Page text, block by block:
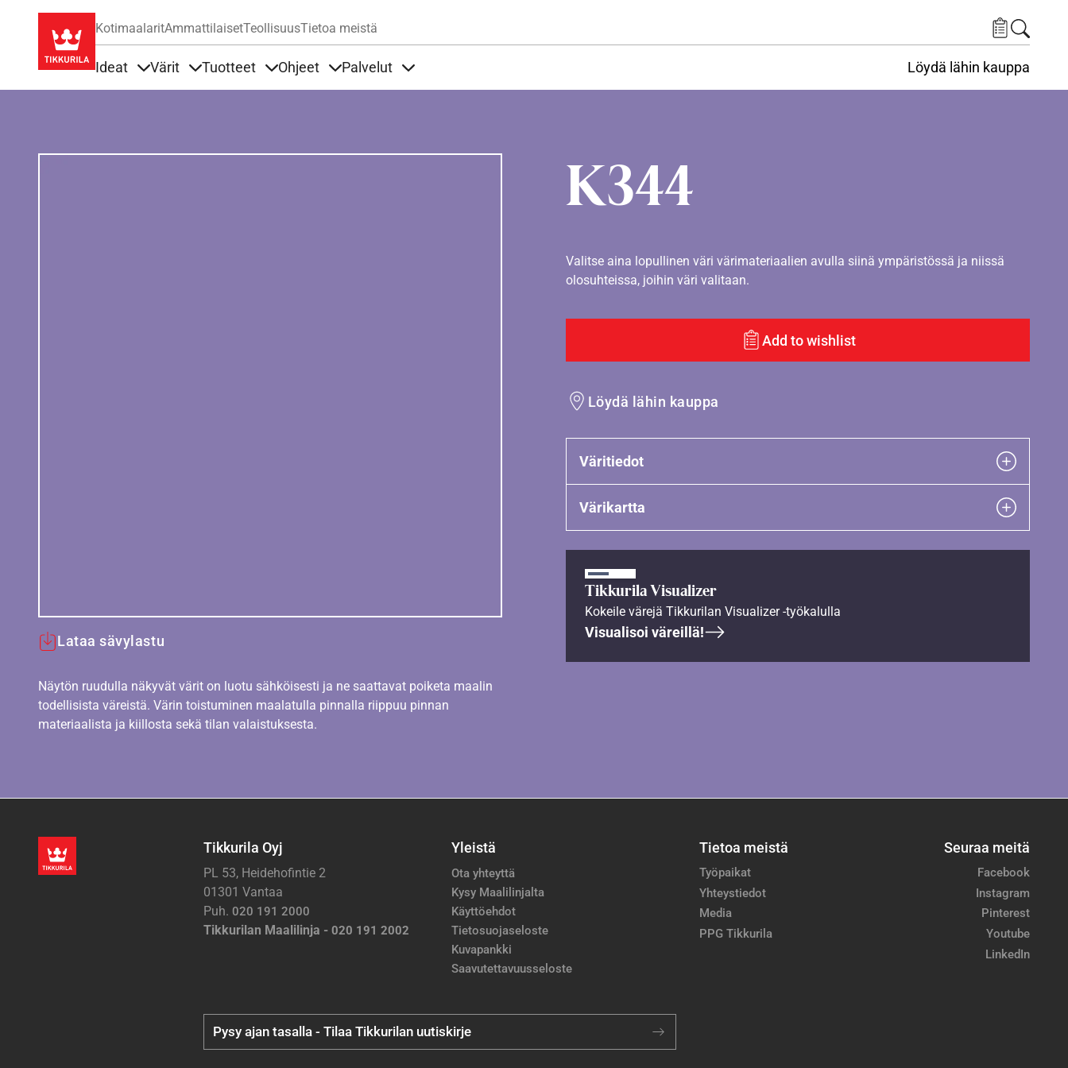
KotimaalaritAmmattilaisetTeollisuusTietoa meistä
Ideat Värit Tuotteet Ohjeet Palvelut Löydä lähin kauppa
K344
Lataa sävylastu
Näytön ruudulla näkyvät värit on luotu sähköisesti ja ne saattavat poiketa maalin
todellisista väreistä. Värin toistuminen maalatulla pinnalla riippuu pinnan
materiaalista ja kiillosta sekä tilan valaistuksesta.
Valitse aina lopullinen väri värimateriaalien avulla siinä ympäristössä ja niissä
olosuhteissa, joihin väri valitaan.
Add to wishlist
Löydä lähin kauppa
Väritiedot
Värikartta
Tikkurila Visualizer
Kokeile värejä Tikkurilan Visualizer -työkalulla
Visualisoi väreillä!
Tikkurila Oyj
PL 53, Heidehofintie 2
01301 Vantaa
Puh. 020 191 2000
Tikkurilan Maalilinja - 020 191 2002
Yleistä
Ota yhteyttä
Kysy Maalilinjalta
Käyttöehdot
Tietosuojaseloste
Kuvapankki
Saavutettavuusseloste
Tietoa meistä
Työpaikat
Yhteystiedot
Media
PPG Tikkurila
Seuraa meitä
Facebook
Instagram
Pinterest
Youtube
LinkedIn
Pysy ajan tasalla - Tilaa Tikkurilan uutiskirje